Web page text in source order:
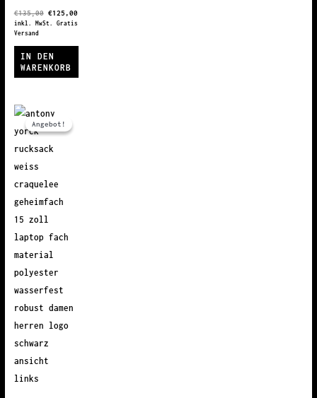
€135,00 Ursprünglicher
Preis
€125,00Aktueller
Preis
inkl. MwSt. Gratis
Versand
IN DEN
WARENKORB
Angebot!
Angebot!